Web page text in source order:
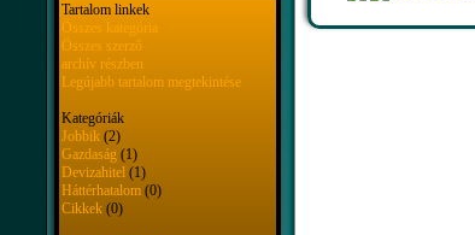
Tartalom linkek
Összes kategória
Összes szerző
archív részben
Legújabb tartalom megtekintése
Kategóriák
Jobbik (2)
Gazdaság (1)
Devizahitel (1)
Háttérhatalom (0)
Cikkek (0)